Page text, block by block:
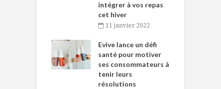
intégrer à vos repas
cet hiver
11 janvier 2022
Evive lance un défi
santé pour motiver
ses consommateurs à
tenir leurs
résolutions